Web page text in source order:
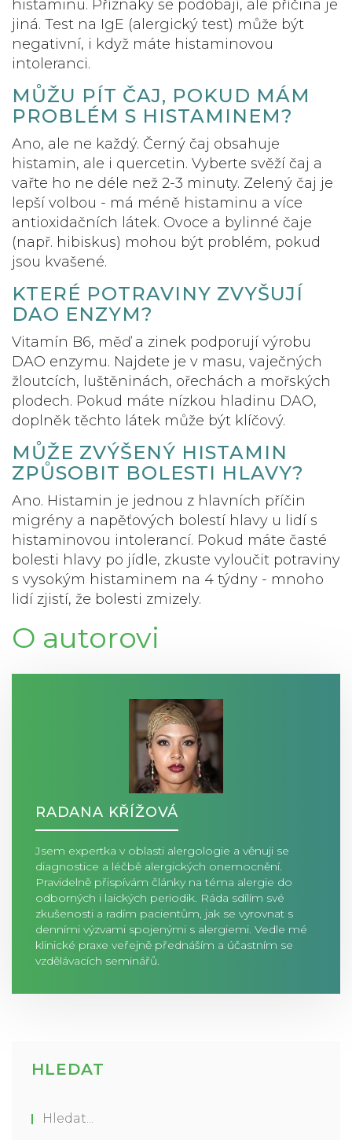
histaminu. Příznaky se podobají, ale příčina je
jiná. Test na IgE (alergický test) může být
negativní, i když máte histaminovou
intoleranci.
MŮŽU PÍT ČAJ, POKUD MÁM
PROBLÉM S HISTAMINEM?
Ano, ale ne každý. Černý čaj obsahuje
histamin, ale i quercetin. Vyberte svěží čaj a
vařte ho ne déle než 2-3 minuty. Zelený čaj je
lepší volbou - má méně histaminu a více
antioxidačních látek. Ovoce a bylinné čaje
(např. hibiskus) mohou být problém, pokud
jsou kvašené.
KTERÉ POTRAVINY ZVYŠUJÍ
DAO ENZYM?
Vitamín B6, měď a zinek podporují výrobu
DAO enzymu. Najdete je v masu, vaječných
žloutcích, luštěninách, ořechách a mořských
plodech. Pokud máte nízkou hladinu DAO,
doplněk těchto látek může být klíčový.
MŮŽE ZVÝŠENÝ HISTAMIN
ZPŮSOBIT BOLESTI HLAVY?
Ano. Histamin je jednou z hlavních příčin
migrény a napěťových bolestí hlavy u lidí s
histaminovou intolerancí. Pokud máte časté
bolesti hlavy po jídle, zkuste vyloučit potraviny
s vysokým histaminem na 4 týdny - mnoho
lidí zjistí, že bolesti zmizely.
O autorovi
RADANA KŘÍŽOVÁ
Jsem expertka v oblasti alergologie a věnuji se
diagnostice a léčbě alergických onemocnění.
Pravidelně přispívám články na téma alergie do
odborných i laických periodik. Ráda sdílím své
zkušenosti a radím pacientům, jak se vyrovnat s
denními výzvami spojenými s alergiemi. Vedle mé
klinické praxe veřejně přednáším a účastním se
vzdělávacích seminářů.
HLEDAT